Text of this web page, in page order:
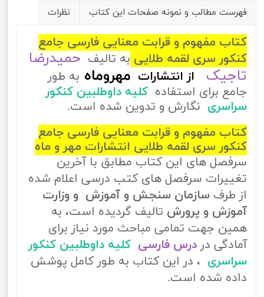
فهرست مطالب و نمونه صفحات این کتاب
نظرات
کتاب مفهوم و قرابت معنایی فارسی جامع
کنکور سری لقمه طلایی به تالیف حمیدرضا
تاجیک
از انتشارات مهروماه به طور
جامع برای استفاده کلیه داوطلبین کنکور
سراسری نگارش و تدوین شده است.
کتاب مفهوم و قرابت معنایی فارسی جامع
کنکور سری لقمه طلایی انتشارات مهر و ماه
سرفصل های این کتاب مطابق با آخرین
تغییرات سرفصل های کتب درسی اعلام شده
از طرف سازمان سنجش و آموزش و وزارت
آموزش و پرورش تالیف گردیده است، به
همین جهت تمامی مباحث مورد نیاز برای
آمادگی در درس فارسی کلیه داوطلبین کنکور
سراسری ، در این کتاب به طور کامل پوشش
داده شده است.